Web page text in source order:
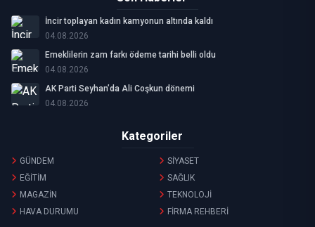
İncir toplayan kadın kamyonun altında kaldı
04.08.2026
Emeklilerin zam farkı ödeme tarihi belli oldu
04.08.2026
AK Parti Seyhan’da Ali Coşkun dönemi
04.08.2026
Kategoriler
GÜNDEM
SİYASET
EĞİTİM
SAĞLIK
MAGAZİN
TEKNOLOJİ
HAVA DURUMU
FİRMA REHBERİ